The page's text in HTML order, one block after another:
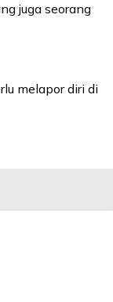
juga seorang
melapor diri di